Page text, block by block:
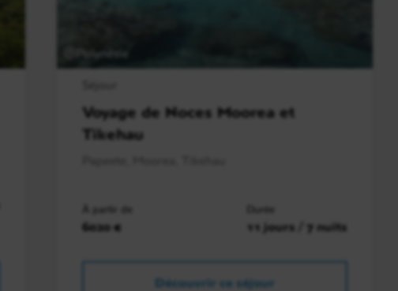
Polynésie
Voyage de Noces Moorea et
Tikehau
À partir de
6020 €
Durée
11 jours / 7 nuits
Découvrir ce séjour